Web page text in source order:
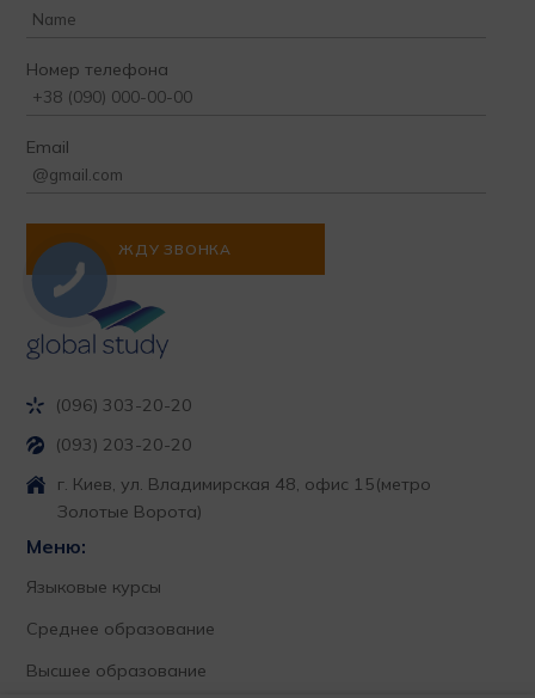
(096) 303-20-20
(093) 203-20-20
г. Киев, ул. Владимирская 48, офис 15(метро
Золотые Ворота)
Меню:
Языковые курсы
Среднее образование
Высшее образование
Номер телефона
Email